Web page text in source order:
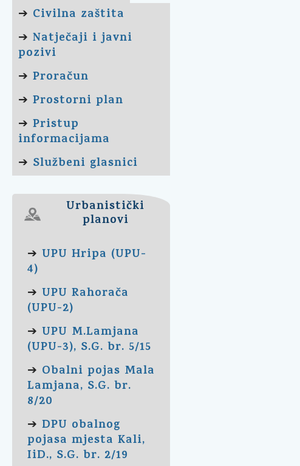
➔ Civilna zaštita
➔ Natječaji i javni
pozivi
➔ Proračun
➔ Prostorni plan
➔ Pristup
informacijama
➔ Službeni glasnici
Urbanistički
planovi
➔ UPU Hripa (UPU-
4)
➔ UPU Rahorača
(UPU-2)
➔ UPU M.Lamjana
(UPU-3), S.G. br. 5/15
➔ Obalni pojas Mala
Lamjana, S.G. br.
8/20
➔ DPU obalnog
pojasa mjesta Kali,
IiD., S.G. br. 2/19